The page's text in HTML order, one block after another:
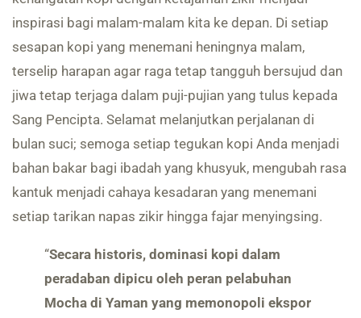
inspirasi bagi malam-malam kita ke depan. Di setiap
sesapan kopi yang menemani heningnya malam,
terselip harapan agar raga tetap tangguh bersujud dan
jiwa tetap terjaga dalam puji-pujian yang tulus kepada
Sang Pencipta. Selamat melanjutkan perjalanan di
bulan suci; semoga setiap tegukan kopi Anda menjadi
bahan bakar bagi ibadah yang khusyuk, mengubah rasa
kantuk menjadi cahaya kesadaran yang menemani
setiap tarikan napas zikir hingga fajar menyingsing.
“Secara historis, dominasi kopi dalam
peradaban dipicu oleh peran pelabuhan
Mocha di Yaman yang memonopoli ekspor